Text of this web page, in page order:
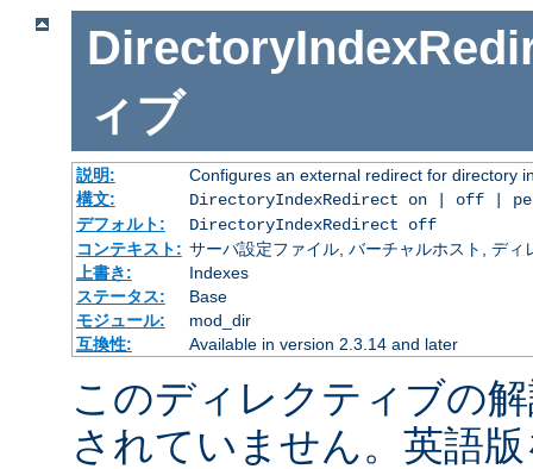
ィブ
説明:
Configures an external redirect for directory
構文:
DirectoryIndexRedirect on | off |
デフォルト:
DirectoryIndexRedirect off
コンテキスト: サーバ設定ファイル, バーチャルホスト, ディ
上書き:
Indexes
ステータス:
Base
モジュール:
mod_dir
互換性:
Available in version 2.3.14 and later
このディレクティブの
されていません。英語